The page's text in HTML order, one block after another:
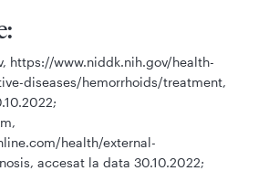
https://www.niddk.nih.gov/health-
diseases/hemorrhoids/treatment,
health/external-
accesat la data 30.10.2022;